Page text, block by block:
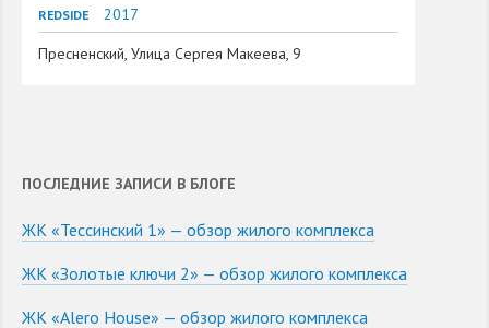
REDSIDE
2017
Пресненский, Улица Сергея Макеева, 9
ПОСЛЕДНИЕ ЗАПИСИ В БЛОГЕ
ЖК «Тессинский 1» — обзор жилого комплекса
ЖК «Золотые ключи 2» — обзор жилого комплекса
ЖК «Alero House» — обзор жилого комплекса